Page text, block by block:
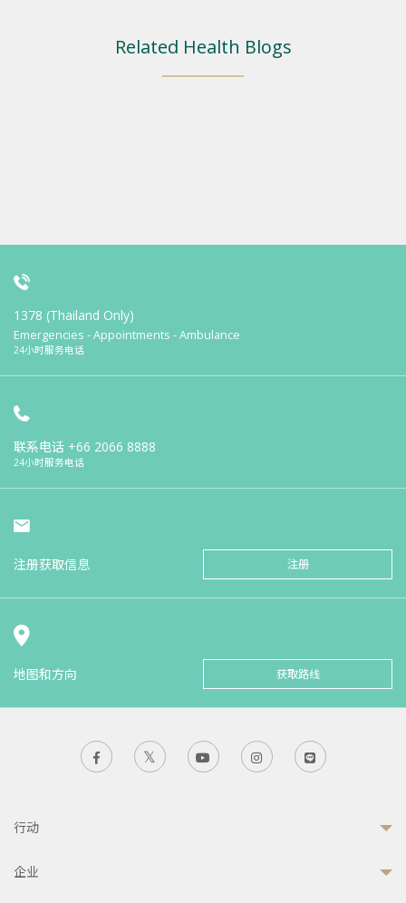
Related Health Blogs
1378 (Thailand Only)
Emergencies - Appointments - Ambulance
24小时服务电话
联系电话 +66 2066 8888
24小时服务电话
注册获取信息 注册
地图和方向 获取路线
行动
企业